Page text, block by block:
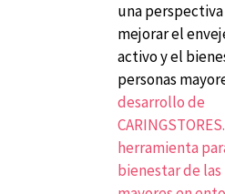
una
mejorar el
activo y el
personas
desarrollo de
herramienta
bienestar de las